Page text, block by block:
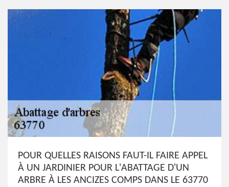
POUR QUELLES RAISONS FAUT-IL FAIRE APPEL
À UN JARDINIER POUR L'ABATTAGE D'UN
ARBRE À LES ANCIZES COMPS DANS LE 63770